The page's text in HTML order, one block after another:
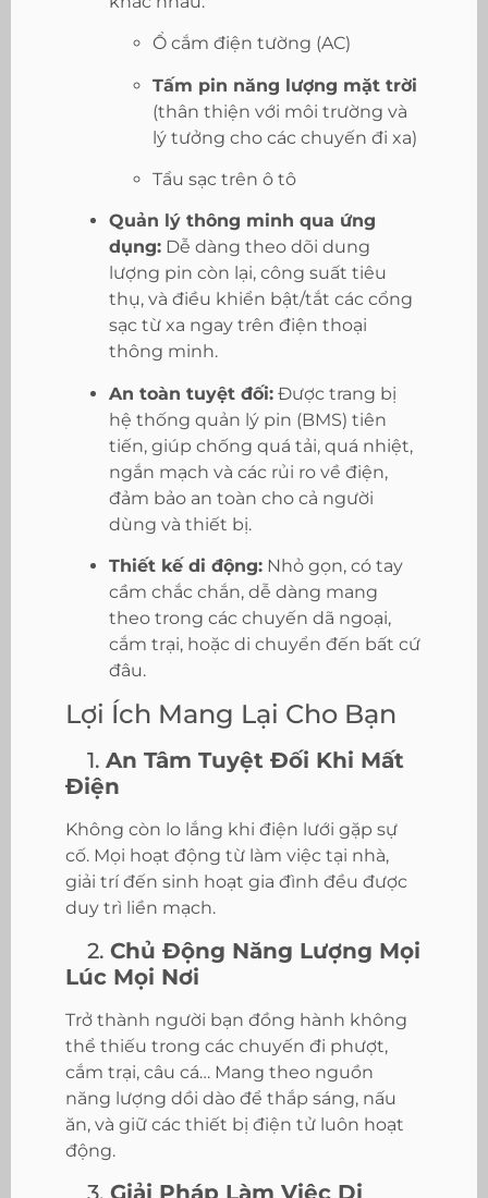
Ổ cắm điện tường (AC)
Tấm pin năng lượng mặt trời
(thân thiện với môi trường và
lý tưởng cho các chuyến đi xa)
Tẩu sạc trên ô tô
Quản lý thông minh qua ứng
dụng: Dễ dàng theo dõi dung
lượng pin còn lại, công suất tiêu
thụ, và điều khiển bật/tắt các cổng
sạc từ xa ngay trên điện thoại
thông minh.
An toàn tuyệt đối: Được trang bị
hệ thống quản lý pin (BMS) tiên
tiến, giúp chống quá tải, quá nhiệt,
ngắn mạch và các rủi ro về điện,
đảm bảo an toàn cho cả người
dùng và thiết bị.
Thiết kế di động: Nhỏ gọn, có tay
cầm chắc chắn, dễ dàng mang
theo trong các chuyến dã ngoại,
cắm trại, hoặc di chuyển đến bất cứ
đâu.
Lợi Ích Mang Lại Cho Bạn
1. An Tâm Tuyệt Đối Khi Mất
Điện
Không còn lo lắng khi điện lưới gặp sự
cố. Mọi hoạt động từ làm việc tại nhà,
giải trí đến sinh hoạt gia đình đều được
duy trì liền mạch.
2. Chủ Động Năng Lượng Mọi
Lúc Mọi Nơi
Trở thành người bạn đồng hành không
thể thiếu trong các chuyến đi phượt,
cắm trại, câu cá… Mang theo nguồn
năng lượng dồi dào để thắp sáng, nấu
ăn, và giữ các thiết bị điện tử luôn hoạt
động.